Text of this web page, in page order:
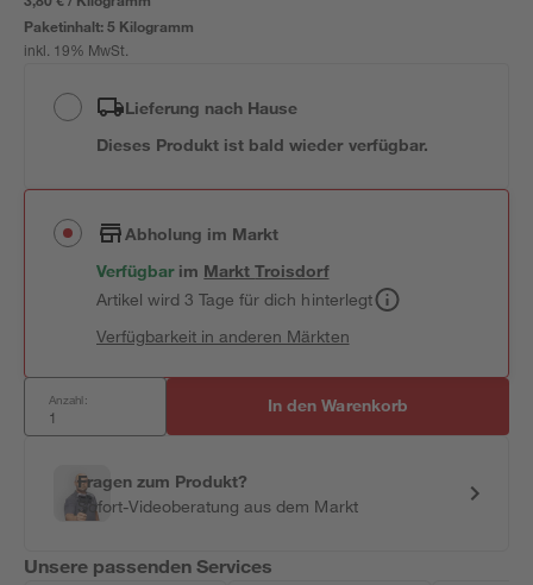
Paketinhalt:5 Kilogramm
inkl. 19% MwSt.
Lieferung nach Hause
Dieses Produkt ist bald wieder verfügbar.
Abholung im Markt
Verfügbar im MarktTroisdorf
Artikel wird 3 Tage für dich hinterlegt
Verfügbarkeit in anderen Märkten
Anzahl: In den Warenkorb
Fragen zum Produkt?
Sofort-Videoberatung aus dem Markt
Unsere passenden Services